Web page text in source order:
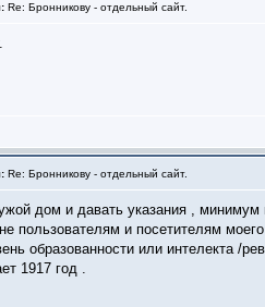
Re: Бронникову - отдельный сайт.
Re: Бронникову - отдельный сайт.
дом и давать указания ,
пользователям и посетителям
образованности или интелекта /
1917 год .